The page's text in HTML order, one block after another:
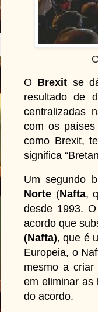
O Brexit se
resultado de
centralizadas
com os
como Brexit,
significa
Um segundo
Norte (Nafta,
desde 1993. O
acordo que
(Nafta), que é
Europeia, o
mesmo a criar
em eliminar as
do acordo.